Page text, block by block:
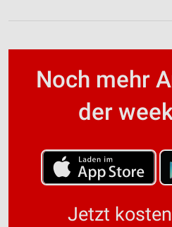
Noch mehr
der
Jetzt